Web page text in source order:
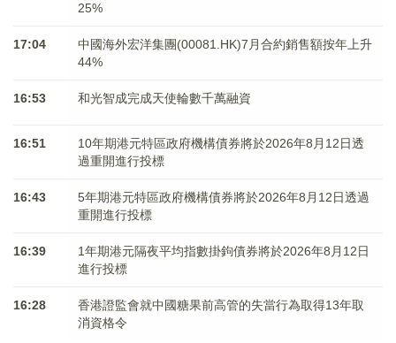
25%
17:04
中國海外宏洋集團(00081.HK)7月合約銷售額按年上升
44%
16:53 和光智成完成天使輪數千萬融資
16:51
10年期港元特區政府機構債券將於2026年8月12日透
過重開進行投標
16:43
5年期港元特區政府機構債券將於2026年8月12日透過
重開進行投標
16:39
1年期港元隔夜平均指數掛鉤債券將於2026年8月12日
進行投標
16:28
香港證監會就中國糖果前高管的失當行為取得13年取
消資格令